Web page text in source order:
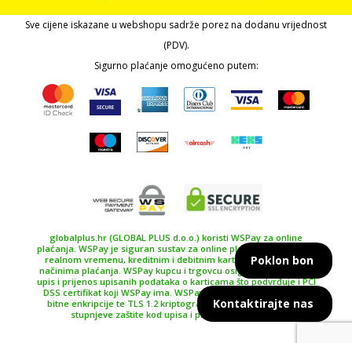
Sve cijene iskazane u webshopu sadrže porez na dodanu vrijednost
(PDV).
Sigurno plaćanje omogućeno putem:
globalplus.hr (GLOBAL PLUS d.o.o.) koristi WSPay za online
plaćanja. WSPay je siguran sustav za online plaćanje, plaćanje u
realnom vremenu, kreditnim i debitnim karticama te drugim
načinima plaćanja. WSPay kupcu i trgovcu osiguravaju siguran
upis i prijenos upisanih podataka o karticama što podvrđuje i PCI
DSS certifikat koji WSPay ima. WSPay koristi SSL certifikat 256
bitne enkripcije te TLS 1.2 kriptografski protokol kao najviše
stupnjeve zaštite kod upisa i prijenosa podataka.
Kontaktirajte nas
Poklon bon